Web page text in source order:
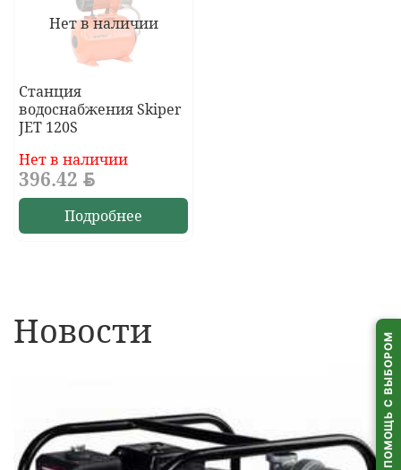
Нет в наличии
Станция
водоснабжения Skiper
JET 120S
Нет в наличии
396.42 BYN
Подробнее
Новости
ПОМОЩЬ С ВЫБОРОМ